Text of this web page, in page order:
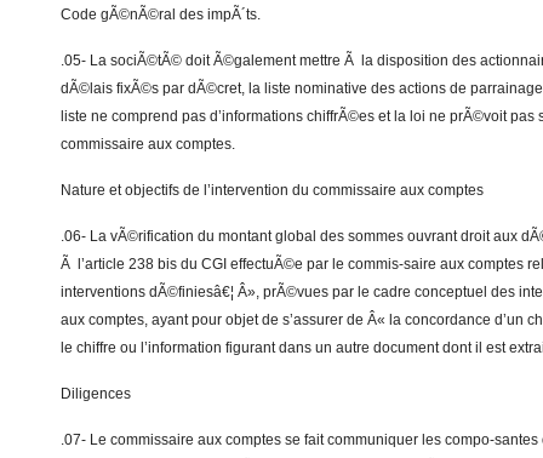
Code gÃ©nÃ©ral des impÃ´ts.
.05- La sociÃ©tÃ© doit Ã©galement mettre Ã la disposition des
dÃ©lais fixÃ©s par dÃ©cret, la liste nominative des actions de
liste ne comprend pas d’informations chiffrÃ©es et la loi ne prÃ©voit pas
commissaire aux comptes.
Nature et objectifs de l’intervention du commissaire aux comptes
.06- La vÃ©rification du montant global des sommes ouvrant droit aux
Ã l’article 238 bis du CGI effectuÃ©e par le commis-saire aux comptes
interventions dÃ©finiesâ€¦ Â», prÃ©vues par le cadre conceptuel des
aux comptes, ayant pour objet de s’assurer de Â« la concordance d’un
le chiffre ou l’information figurant dans un autre document dont il est
Diligences
.07- Le commissaire aux comptes se fait communiquer les compo-